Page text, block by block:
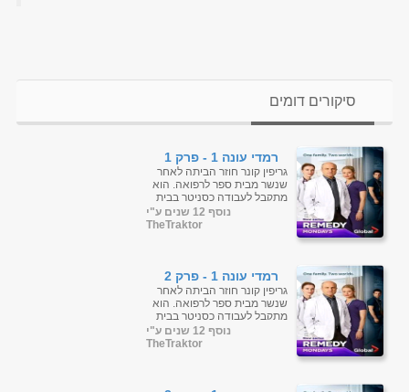
סיקורים דומים
רמדי עונה 1 - פרק 1
גריפין קונר חוזר הביתה לאחר
שנשר מבית ספר לרפואה. הוא
מתקבל לעבודה כסניטר בבית
החולים שבו אביו, מנהל בית
החולים, ואחיותיו, אחות
נוסף 12 שנים ע"י
TheTraktor
רמדי עונה 1 - פרק 2
גריפין קונר חוזר הביתה לאחר
שנשר מבית ספר לרפואה. הוא
מתקבל לעבודה כסניטר בבית
החולים שבו אביו, מנהל בית
החולים, ואחיותיו, אחות
נוסף 12 שנים ע"י
TheTraktor